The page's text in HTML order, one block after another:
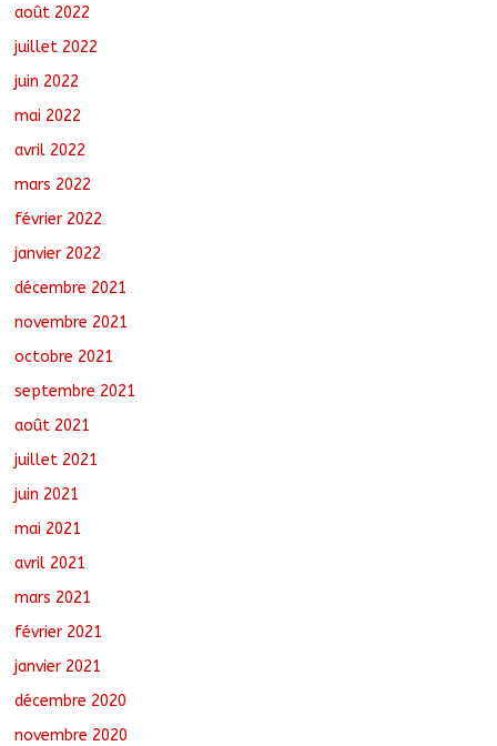
août 2022
juillet 2022
juin 2022
mai 2022
avril 2022
mars 2022
février 2022
janvier 2022
décembre 2021
novembre 2021
octobre 2021
septembre 2021
août 2021
juillet 2021
juin 2021
mai 2021
avril 2021
mars 2021
février 2021
janvier 2021
décembre 2020
novembre 2020